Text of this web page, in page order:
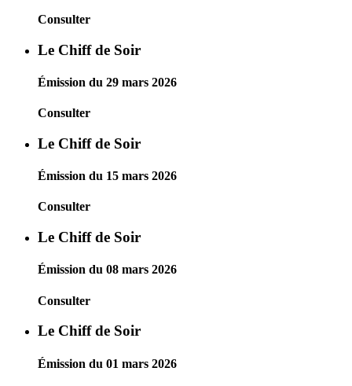
Consulter
Le Chiff de Soir
Émission du 29 mars 2026
Consulter
Le Chiff de Soir
Émission du 15 mars 2026
Consulter
Le Chiff de Soir
Émission du 08 mars 2026
Consulter
Le Chiff de Soir
Émission du 01 mars 2026